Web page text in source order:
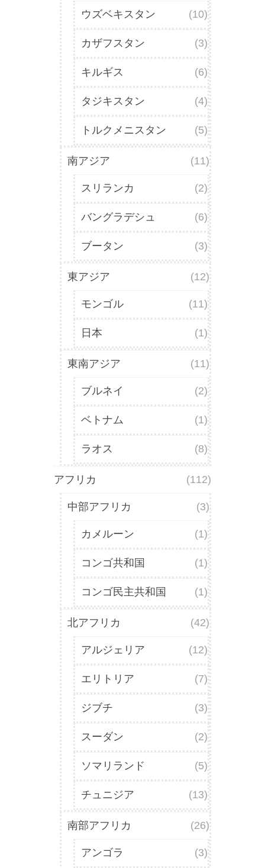
ウズベキスタン (10)
カザフスタン (3)
キルギス (6)
タジキスタン (4)
トルクメニスタン (5)
南アジア (11)
スリランカ (2)
バングラデシュ (6)
ブータン (3)
東アジア (12)
モンゴル (11)
日本 (1)
東南アジア (11)
ブルネイ (2)
ベトナム (1)
ラオス (8)
アフリカ (112)
中部アフリカ (3)
カメルーン (1)
コンゴ共和国 (1)
コンゴ民主共和国 (1)
北アフリカ (42)
アルジェリア (12)
エリトリア (7)
ジブチ (3)
スーダン (2)
ソマリランド (5)
チュニジア (13)
南部アフリカ (26)
アンゴラ (3)